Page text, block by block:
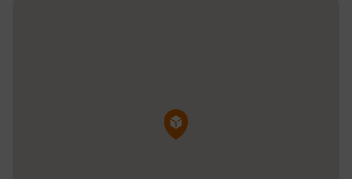
Pin de la carte